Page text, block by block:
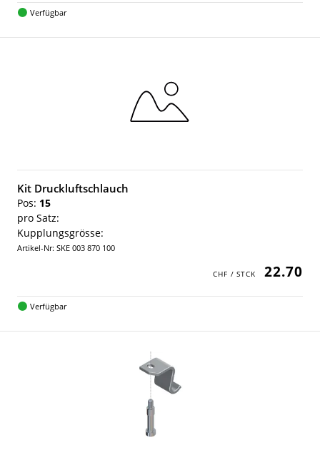
Verfügbar
Kit Druckluftschlauch
Pos: 15
pro Satz:
Kupplungsgrösse:
Artikel-Nr: SKE 003 870 100
22.70
Verfügbar